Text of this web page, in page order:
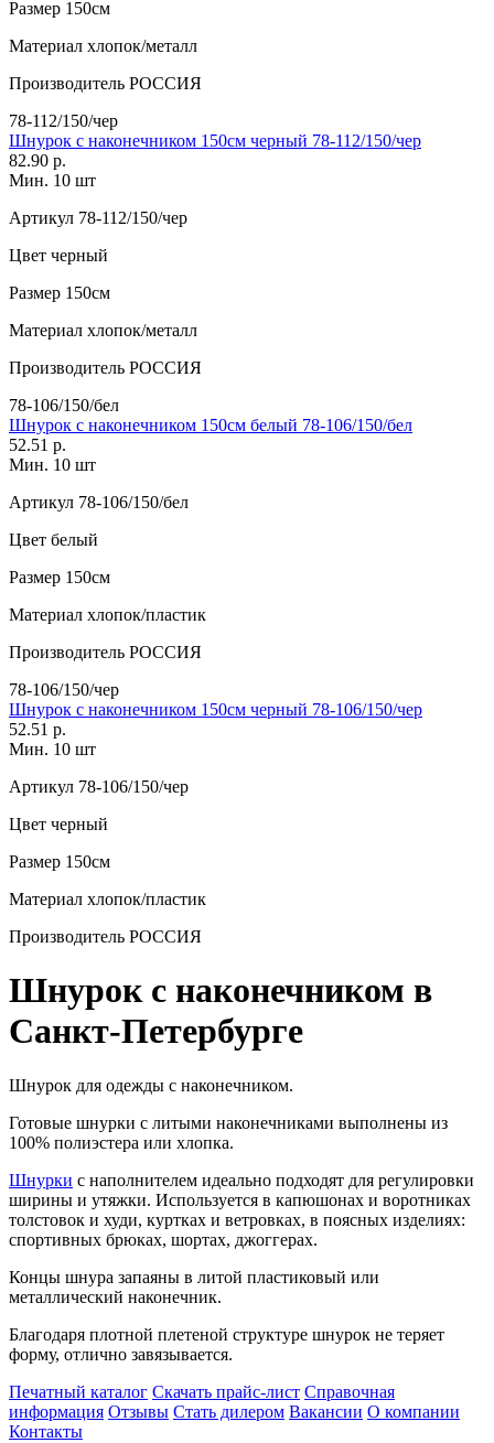
Размер 150см
Материал хлопок/металл
Производитель РОССИЯ
78-112/150/чер
Шнурок с наконечником 150см черный 78-112/150/чер
82.90 р.
Мин. 10 шт
Артикул 78-112/150/чер
Цвет черный
Размер 150см
Материал хлопок/металл
Производитель РОССИЯ
78-106/150/бел
Шнурок с наконечником 150см белый 78-106/150/бел
52.51 р.
Мин. 10 шт
Артикул 78-106/150/бел
Цвет белый
Размер 150см
Материал хлопок/пластик
Производитель РОССИЯ
78-106/150/чер
Шнурок с наконечником 150см черный 78-106/150/чер
52.51 р.
Мин. 10 шт
Артикул 78-106/150/чер
Цвет черный
Размер 150см
Материал хлопок/пластик
Производитель РОССИЯ
Шнурок с наконечником в
Санкт-Петербурге
Шнурок для одежды с наконечником.
Готовые шнурки с литыми наконечниками выполнены из
100% полиэстера или хлопка.
Шнурки с наполнителем идеально подходят для регулировки
ширины и утяжки. Используется в капюшонах и воротниках
толстовок и худи, куртках и ветровках, в поясных изделиях:
спортивных брюках, шортах, джоггерах.
Концы шнура запаяны в литой пластиковый или
металлический наконечник.
Благодаря плотной плетеной структуре шнурок не теряет
форму, отлично завязывается.
Печатный каталог Скачать прайс-лист Справочная
информация Отзывы Стать дилером Вакансии О компании
Контакты